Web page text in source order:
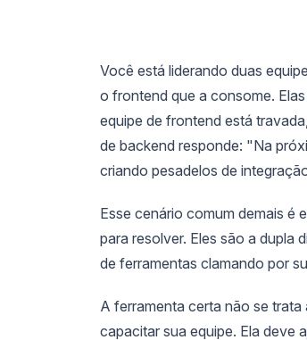
Você está liderando duas
o frontend que a consome.
equipe de frontend está
de backend responde: "Na
criando pesadelos de
Esse cenário comum demais é
para resolver. Eles são a dupla
de ferramentas clamando por
A ferramenta certa não se
capacitar sua equipe. Ela deve